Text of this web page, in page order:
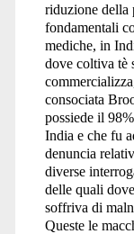
riduzione della
fondamentali
mediche, in
dove coltiva tè
consociata
possiede il
India e che fu
denuncia
diverse
delle quali
soffriva di
Queste le